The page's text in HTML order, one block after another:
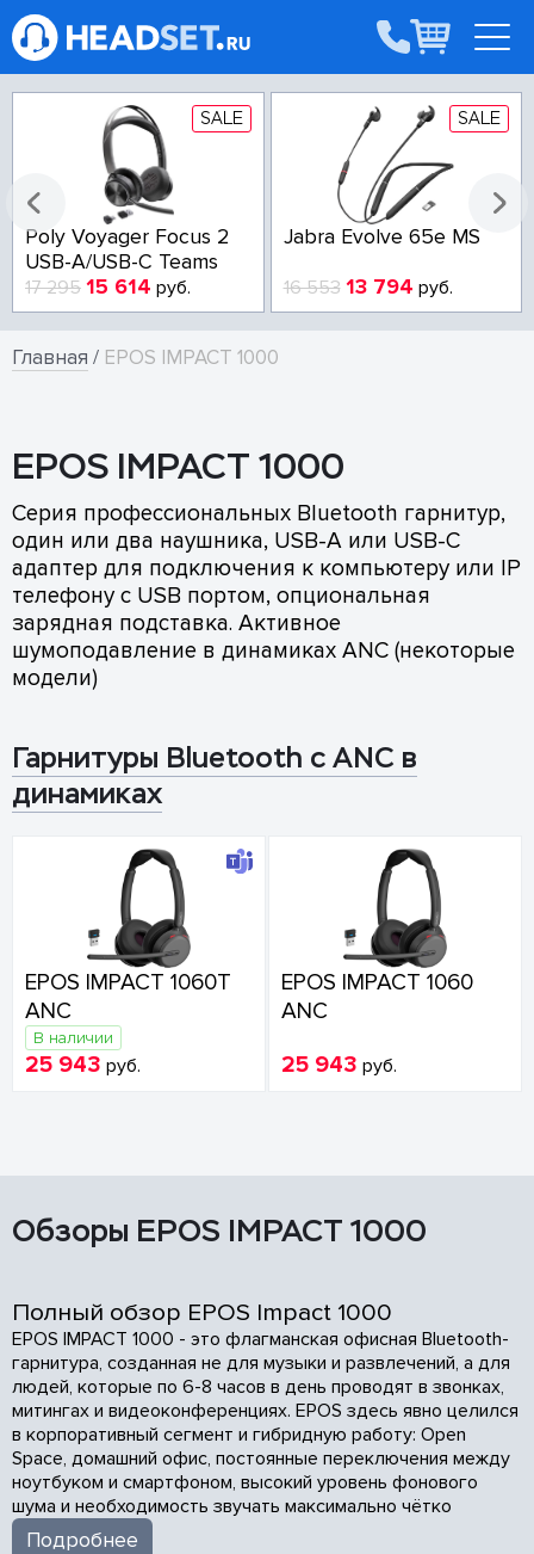
SALE
Poly Voyager Focus 2
USB-A/USB-C Teams
17 295 15 614 руб.
SALE
Jabra Evolve 65e MS
16 553 13 794 руб.
Главная / EPOS IMPACT 1000
EPOS IMPACT 1000
Серия профессиональных Bluetooth гарнитур,
один или два наушника, USB-A или USB-C
адаптер для подключения к компьютеру или IP
телефону с USB портом, опциональная
зарядная подставка. Активное
шумоподавление в динамиках ANC (некоторые
модели)
Гарнитуры Bluetooth с ANC в
динамиках
EPOS IMPACT 1060T
ANC
В наличии
25 943 руб.
EPOS IMPACT 1060
ANC
25 943 руб.
Обзоры EPOS IMPACT 1000
Полный обзор EPOS Impact 1000
EPOS IMPACT 1000 - это флагманская офисная Bluetooth-
гарнитура, созданная не для музыки и развлечений, а для
людей, которые по 6-8 часов в день проводят в звонках,
митингах и видеоконференциях. EPOS здесь явно целился
в корпоративный сегмент и гибридную работу: Open
Space, домашний офис, постоянные переключения между
ноутбуком и смартфоном, высокий уровень фонового
шума и необходимость звучать максимально чётко
Подробнее